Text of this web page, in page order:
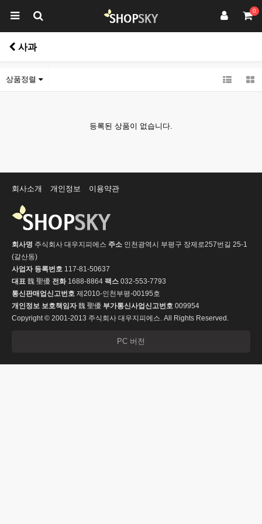
0
사과
상품정렬
등록된 상품이 없습니다.
회사소개 개인정보 이용약관
회사명 주식회사 대우지피에스 주소 인천광역시 부평구 장제로257번길 25-1
(갈산동)
사업자 등록번호 117-81-50637
대표 魏 聖優 전화1688-8864 팩스 032-553-7793
통신판매업신고번호 제2010-인천부평-00195호
개인정보 보호책임자魏 聖優 부가통신사업신고번호 009954
Copyright © 2001-2013 주식회사 대우지피에스. All Rights Reserved.
PC 버전